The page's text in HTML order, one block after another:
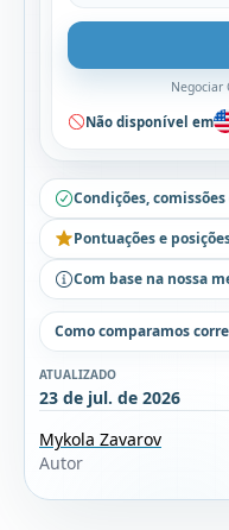
Negociar
Não disponível em
Condições,
Pontuações e
Com base na nossa
Como comparamos
ATUALIZADO
23 de jul. de 2026
Mykola Zavarov
Autor